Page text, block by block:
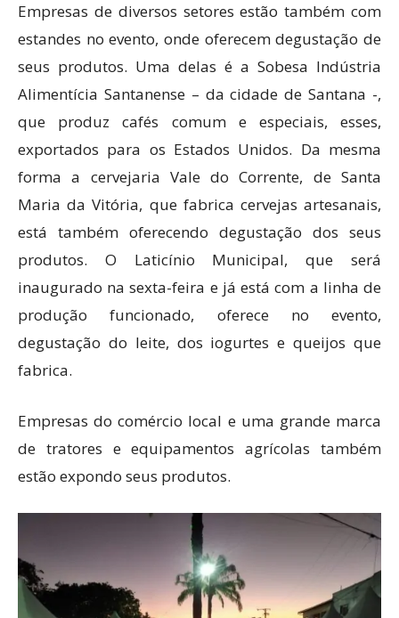
Empresas de diversos setores estão também com
estandes no evento, onde oferecem degustação de
seus produtos. Uma delas é a Sobesa Indústria
Alimentícia Santanense – da cidade de Santana -,
que produz cafés comum e especiais, esses,
exportados para os Estados Unidos. Da mesma
forma a cervejaria Vale do Corrente, de Santa
Maria da Vitória, que fabrica cervejas artesanais,
está também oferecendo degustação dos seus
produtos. O Laticínio Municipal, que será
inaugurado na sexta-feira e já está com a linha de
produção funcionado, oferece no evento,
degustação do leite, dos iogurtes e queijos que
fabrica.
Empresas do comércio local e uma grande marca
de tratores e equipamentos agrícolas também
estão expondo seus produtos.